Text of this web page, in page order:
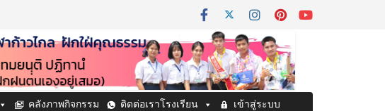
คลังภาพกิจกรรม ติดต่อเราโรงเรียน เข้าสู่ระบบ